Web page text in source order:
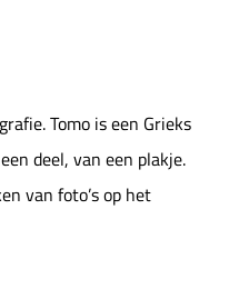
Tomo is een Grieks
deel, van een plakje.
van foto’s op het